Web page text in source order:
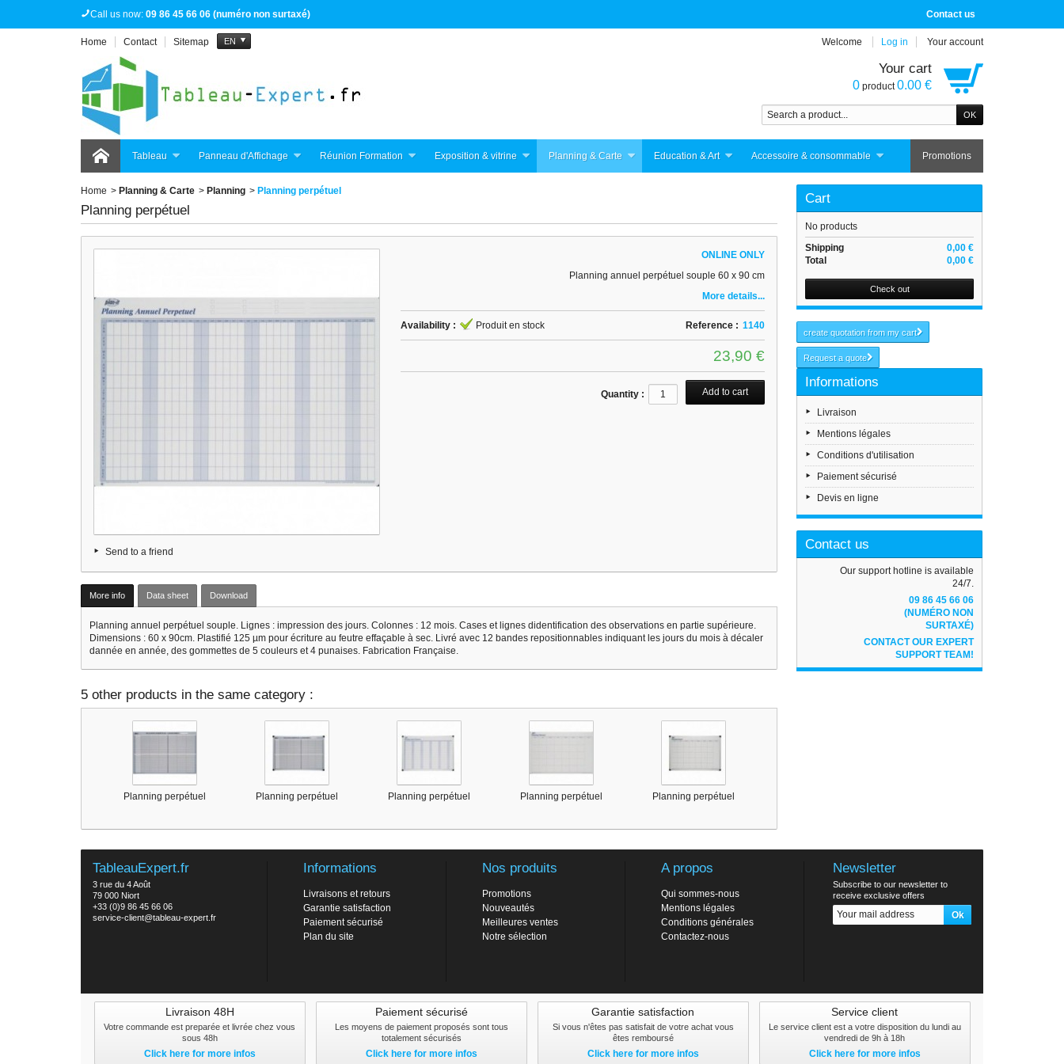
Contact us
Call us now: 09 86 45 66 06 (numéro non surtaxé)
Home Contact Sitemap EN Welcome Log in Your account
Your cart
0 product0.00 €
Promotions
Tableau Panneau d'Affichage Réunion Formation Exposition & vitrine Planning & Carte Education & Art Accessoire & consommable
Home > Planning & Carte > Planning > Planning perpétuel
Planning perpétuel
Send to a friend
ONLINE ONLY
Planning annuel perpétuel souple 60 x 90 cm
More details...
Availability : Produit en stock Reference : 1140
23,90 €
Quantity :
More info Data sheet Download
Planning annuel perpétuel souple. Lignes : impression des jours. Colonnes : 12 mois. Cases et lignes didentification des observations en partie supérieure.
Dimensions : 60 x 90cm. Plastifié 125 µm pour écriture au feutre effaçable à sec. Livré avec 12 bandes repositionnables indiquant les jours du mois à décaler
dannée en année, des gommettes de 5 couleurs et 4 punaises. Fabrication Française.
5 other products in the same category :
Planning perpétuel Planning perpétuel Planning perpétuel Planning perpétuel Planning perpétuel
Cart
No products
0,00 €
Shipping
0,00 €
Total
Check out
create quotation from my cart
Request a quote
Informations
Livraison
Mentions légales
Conditions d'utilisation
Paiement sécurisé
Devis en ligne
Contact us
Our support hotline is available
24/7.
09 86 45 66 06
(NUMÉRO NON
SURTAXÉ)
CONTACT OUR EXPERT
SUPPORT TEAM!
TableauExpert.fr
3 rue du 4 Août
79 000 Niort
+33 (0)9 86 45 66 06
service-client@tableau-expert.fr
Informations
Livraisons et retours
Garantie satisfaction
Paiement sécurisé
Plan du site
Nos produits
Promotions
Nouveautés
Meilleures ventes
Notre sélection
A propos
Qui sommes-nous
Mentions légales
Conditions générales
Contactez-nous
Newsletter
Subscribe to our newsletter to
receive exclusive offers
Livraison 48H
Votre commande est preparée et livrée chez vous
sous 48h
Click here for more infos
Paiement sécurisé
Les moyens de paiement proposés sont tous
totalement sécurisés
Click here for more infos
Garantie satisfaction
Si vous n'êtes pas satisfait de votre achat vous
êtes remboursé
Click here for more infos
Service client
Le service client est a votre disposition du lundi au
vendredi de 9h à 18h
Click here for more infos